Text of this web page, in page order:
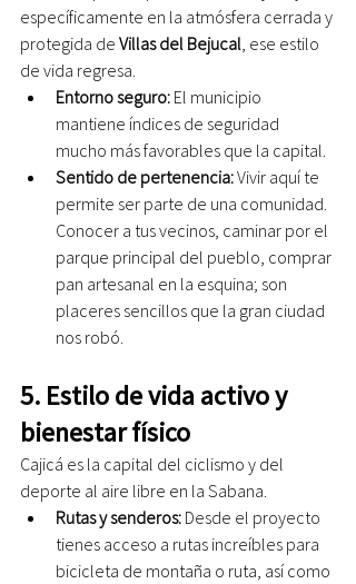
específicamente en la atmósfera cerrada y
protegida de Villas del Bejucal, ese estilo
de vida regresa.
Entorno seguro: El municipio
mantiene índices de seguridad
mucho más favorables que la capital.
Sentido de pertenencia: Vivir aquí te
permite ser parte de una comunidad.
Conocer a tus vecinos, caminar por el
parque principal del pueblo, comprar
pan artesanal en la esquina; son
placeres sencillos que la gran ciudad
nos robó.
5. Estilo de vida activo y
bienestar físico
Cajicá es la capital del ciclismo y del
deporte al aire libre en la Sabana.
Rutas y senderos: Desde el proyecto
tienes acceso a rutas increíbles para
bicicleta de montaña o ruta, así como